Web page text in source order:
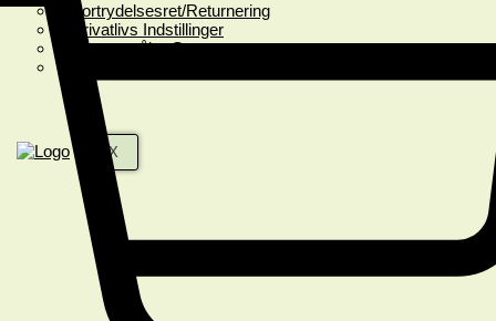
Fortrydelsesret/Returnering
Privatlivs Indstillinger
Spørgsmål & Svar
X